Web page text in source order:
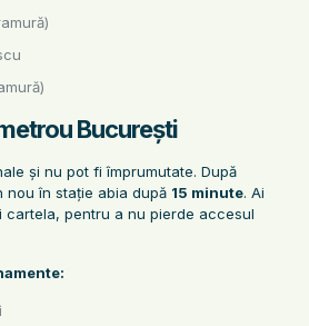
București
și nu pot fi împrumutate. După
nou în stație abia după 15 minute. Ai
cartela, pentru a nu pierde accesul